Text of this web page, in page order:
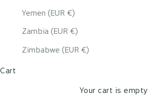
Yemen (EUR €)
Zambia (EUR €)
Zimbabwe (EUR €)
Cart
Your cart is empty